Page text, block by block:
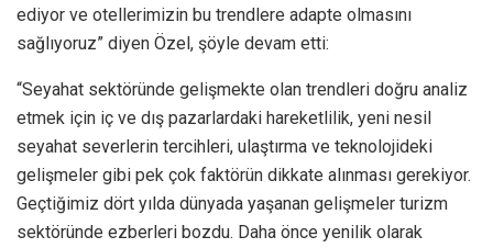
ediyor ve otellerimizin bu trendlere adapte olmasını
sağlıyoruz” diyen Özel, şöyle devam etti:
“Seyahat sektöründe gelişmekte olan trendleri doğru analiz
etmek için iç ve dış pazarlardaki hareketlilik, yeni nesil
seyahat severlerin tercihleri, ulaştırma ve teknolojideki
gelişmeler gibi pek çok faktörün dikkate alınması gerekiyor.
Geçtiğimiz dört yılda dünyada yaşanan gelişmeler turizm
sektöründe ezberleri bozdu. Daha önce yenilik olarak